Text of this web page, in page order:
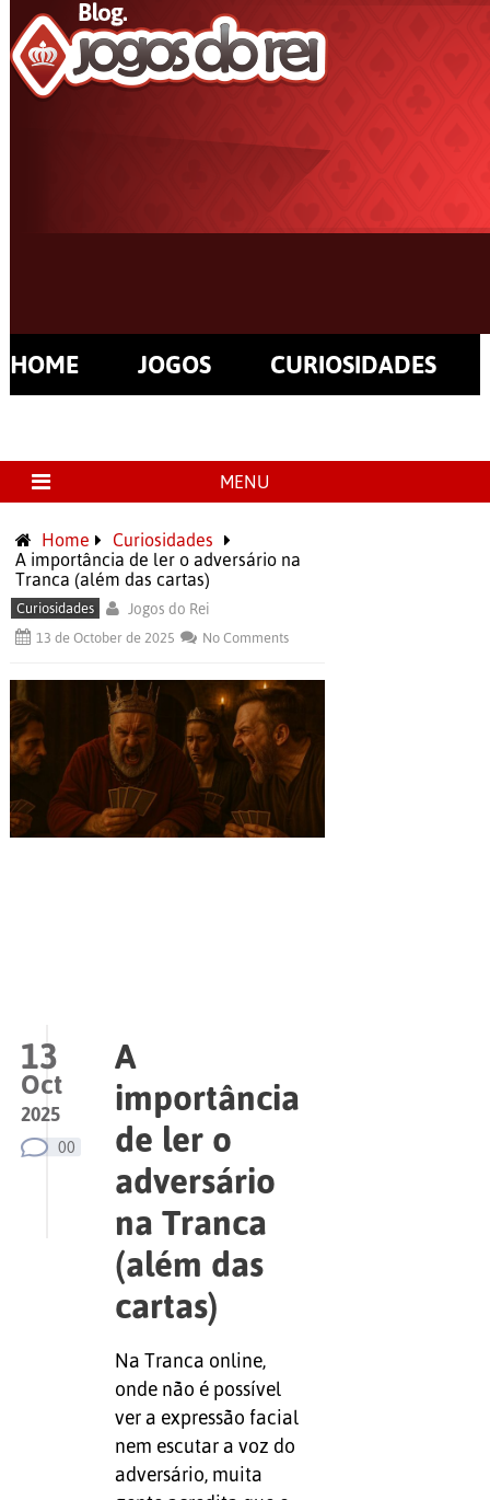
HOME JOGOS CURIOSIDADES
MENU
Home
Curiosidades
A importância de ler o adversário na
Tranca (além das cartas)
Curiosidades Jogos do Rei
13 de October de 2025 No Comments
13
Oct
2025
00
A
importância
de ler o
adversário
na Tranca
(além das
cartas)
Na Tranca online,
onde não é possível
ver a expressão facial
nem escutar a voz do
adversário, muita